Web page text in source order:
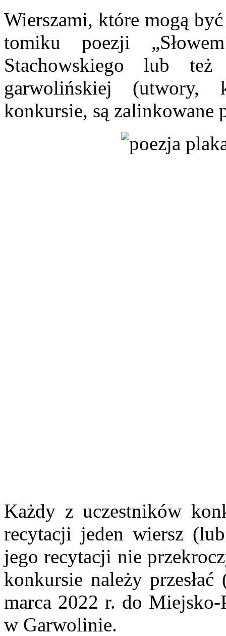
Wierszami, które mogą
tomiku poezji
Stachowskiego lub
garwolińskiej (utwory,
konkursie, są zalinkowane
Każdy z uczestników
recytacji jeden wiersz
jego recytacji nie
konkursie należy
marca 2022 r. do
w Garwolinie.